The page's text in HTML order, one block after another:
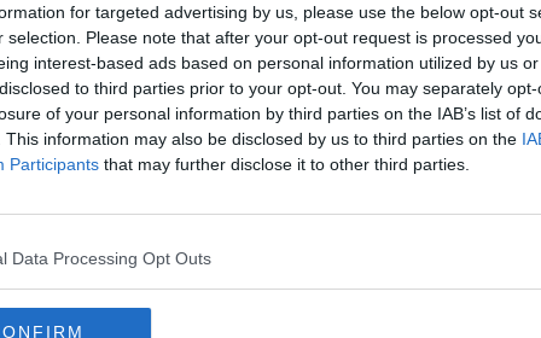
for targeted advertising by us, please use the below opt-out
selection. Please note that after your opt-out request is processed
interest-based ads based on personal information utilized by us
to third parties prior to your opt-out. You may separately
of your personal information by third parties on the IAB’s list of
This information may also be disclosed by us to third parties on the
Participants that may further disclose it to other third parties.
Data Processing Opt Outs
iscriviti alla Newsletter QUInews - ToscanaMedia.
nella tua casella di posta.
droga
Rosignano